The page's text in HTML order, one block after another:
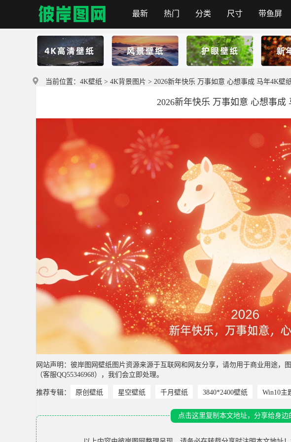
彼岸图网
最新 热门 分类 尺寸 带鱼屏
当前位置： 4K壁纸 > 4K背景图片 > 2026新年快乐 万事如意 心想事成 马年4K壁
2026新年快乐 万事如意 心想事成
网站声明：彼岸图网壁纸图片资源来源于互联网和网友分享，请勿用于商业用途，
（客服QQ55346968），我们会立即处理。
推荐专辑： 原创壁纸 星空壁纸 千月壁纸 3840*2400壁纸 Win10主
点击这里复制本文地址，分享给身边